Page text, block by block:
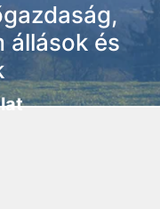
állások és